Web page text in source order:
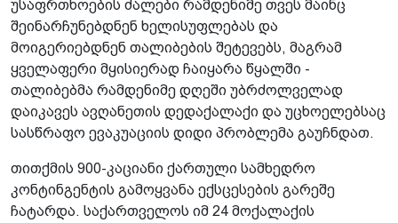
უსაფრთხოების ძალები რამდენიმე თვეს მაინც
შეინარჩუნებდნენ ხელისუფლებას და
მოიგერიებდნენ თალიბების შეტევებს, მაგრამ
ყველაფერი მყისიერად ჩაიყარა წყალში -
თალიბებმა რამდენიმე დღეში უბრძოლველად
დაიკავეს ავღანეთის დედაქალაქი და უცხოელებსაც
სასწრაფო ევაკუაციის დიდი პრობლემა გაუჩნდათ.
თითქმის 900-კაციანი ქართული სამხედრო
კონტინგენტის გამოყვანა ექსცესების გარეშე
ჩატარდა. საქართველოს იმ 24 მოქალაქის